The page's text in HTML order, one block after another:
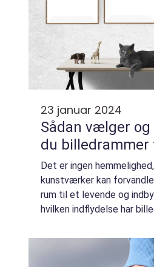
23 januar 2024
Sådan vælger og
du
Det er ingen
kunstværker kan
rum til et levende og
hvilken indflydelse har
værker? Denne artikel vil